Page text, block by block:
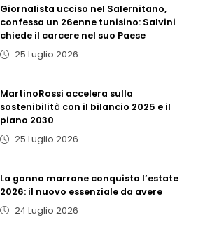
Giornalista ucciso nel Salernitano,
confessa un 26enne tunisino: Salvini
chiede il carcere nel suo Paese
25 Luglio 2026
MartinoRossi accelera sulla
sostenibilità con il bilancio 2025 e il
piano 2030
25 Luglio 2026
La gonna marrone conquista l’estate
2026: il nuovo essenziale da avere
24 Luglio 2026